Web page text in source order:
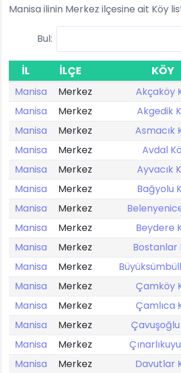
Manisa ilinin Merkez ilçesine ait Köy
Bul:
İL İLÇE KÖY
Manisa Merkez
Akçaköy
Manisa
Merkez
Akgedik
Manisa
Merkez
Asmacık
Manisa
Merkez
Avdal
Manisa
Merkez
Ayvacık
Manisa
Merkez
Bağyolu
Manisa
Merkez
Manisa
Merkez
Beydere
Manisa
Merkez
Bostanlar
Manisa
Merkez
Manisa
Merkez
Çamköy
Manisa
Merkez
Çamlıca
Manisa
Merkez
Manisa
Merkez
Manisa
Merkez
Davutlar